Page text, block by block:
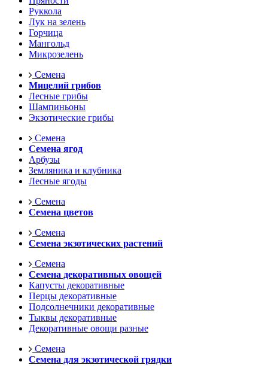
Руккола
Лук на зелень
Горчица
Мангольд
Микрозелень
Семена
Мицелий грибов
Лесные грибы
Шампиньоны
Экзотические грибы
Семена
Семена ягод
Арбузы
Земляника и клубника
Лесные ягоды
Семена
Семена цветов
Семена
Семена экзотических растений
Семена
Семена декоративных овощей
Капусты декоративные
Перцы декоративные
Подсолнечники декоративные
Тыквы декоративные
Декоративные овощи разные
Семена
Семена для экзотической грядки